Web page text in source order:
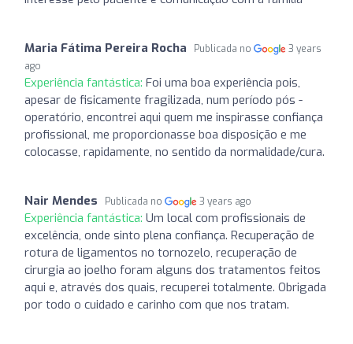
Maria Fátima Pereira Rocha Publicada no
3 years
ago
Experiência fantástica: Foi uma boa experiência pois,
apesar de fisicamente fragilizada, num período pós -
operatório, encontrei aqui quem me inspirasse confiança
profissional, me proporcionasse boa disposição e me
colocasse, rapidamente, no sentido da normalidade/cura.
Nair Mendes Publicada no 3 years ago
Experiência fantástica: Um local com profissionais de
excelência, onde sinto plena confiança. Recuperação de
rotura de ligamentos no tornozelo, recuperação de
cirurgia ao joelho foram alguns dos tratamentos feitos
aqui e, através dos quais, recuperei totalmente. Obrigada
por todo o cuidado e carinho com que nos tratam.